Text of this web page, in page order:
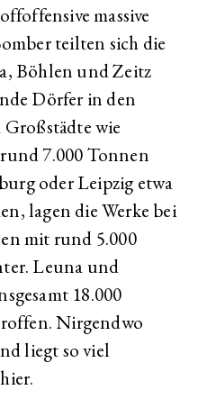
massive
teilten sich die
Böhlen und Zeitz
Dörfer in den
Großstädte wie
7.000 Tonnen
oder Leipzig etwa
lagen die Werke bei
mit rund 5.000
Leuna und
18.000
Nirgendwo
liegt so viel